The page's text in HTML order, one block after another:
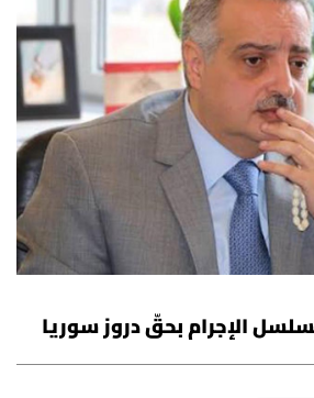
الإجرام بحقّ دروز سوريا